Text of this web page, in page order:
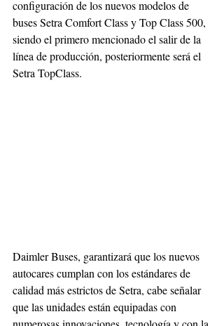
configuración de los nuevos modelos de
buses Setra Comfort Class y Top Class 500,
siendo el primero mencionado el salir de la
línea de producción, posteriormente será el
Setra TopClass.
Daimler Buses, garantizará que los nuevos
autocares cumplan con los estándares de
calidad más estrictos de Setra, cabe señalar
que las unidades están equipadas con